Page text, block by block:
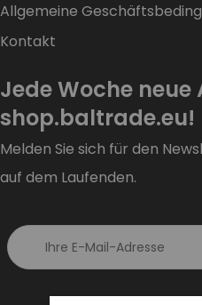
Allgemeine
Kontakt
Jede Woche neue
shop.baltrade.eu!
Melden Sie sich für den
auf dem Laufenden.